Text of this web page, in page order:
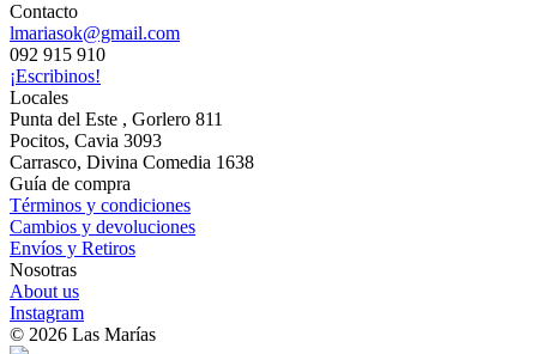
Contacto
lmariasok@gmail.com
092 915 910
¡Escribinos!
Locales
Punta del Este , Gorlero 811
Pocitos, Cavia 3093
Carrasco, Divina Comedia 1638
Guía de compra
Términos y condiciones
Cambios y devoluciones
Envíos y Retiros
Nosotras
About us
Instagram
© 2026 Las Marías